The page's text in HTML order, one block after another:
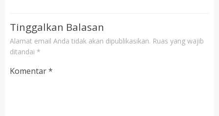
Tinggalkan Balasan
Alamat email Anda tidak akan dipublikasikan. Ruas yang wajib
ditandai *
Komentar*